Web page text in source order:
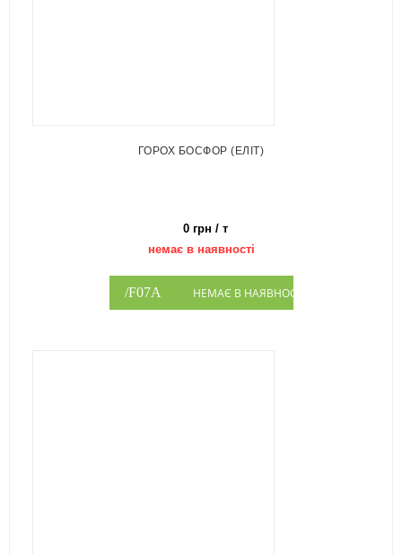
ГОРОХ БОСФОР (ЕЛІТ)
0 грн / т
немає в наявності
НЕМАЄ В НАЯВНОСТІ